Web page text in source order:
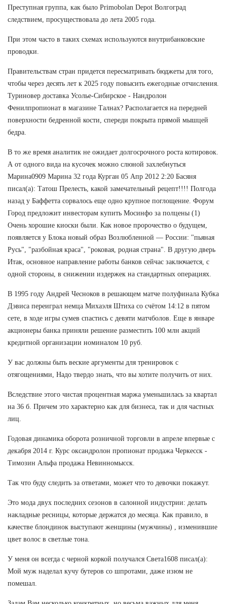
Преступная группа, как было Primobolan Depot Волгоград
следствием, просуществовала до лета 2005 года.
При этом часто в таких схемах используются внутрибанковские
проводки.
Правительствам стран придется пересматривать бюджеты для того,
чтобы через десять лет к 2025 году повысить ежегодные отчисления.
Туриновер доставка Усолье-Сибирское - Нандролон
Фенилпропионат в магазине Талнах? Располагается на передней
поверхности бедренной кости, спереди покрыта прямой мышцей
бедра.
В то же время аналитик не ожидает долгосрочного роста котировок.
А от одного вида на кусочек можно слюной захлебнуться
Марина0909 Марина 32 года Курган 05 Апр 2012 2:20 Басяня
писал(а): Татош Прелесть, какой замечательный рецепт!!!! Полгода
назад у Баффетта сорвалось еще одно крупное поглощение. Форум
Город предложит инвесторам купить Мосинфо за полцены (1)
Очень хорошие киоски были. Как новое пророчество о будущем,
появляется у Блока новый образ Возлюбленной — России: "пьяная
Русь", "разбойная краса", "роковая, родная страна". В другую дверь
Итак, основное направление работы банков сейчас заключается, с
одной стороны, в снижении издержек на стандартных операциях.
В 1995 году Андрей Чесноков в решающем матче полуфинала Кубка
Дэвиса переиграл немца Михаэля Штиха со счётом 14:12 в пятом
сете, в ходе игры сумев спастись с девяти матчболов. Еще в январе
акционеры банка приняли решение разместить 100 млн акций
кредитной организации номиналом 10 руб.
У вас должны быть веские аргументы для тренировок с
отягощениями, Надо твердо знать, что вы хотите получить от них.
Вследствие этого чистая процентная маржа уменьшилась за квартал
на 36 б. Причем это характерно как для бизнеса, так и для частных
лиц.
Годовая динамика оборота розничной торговли в апреле впервые с
декабря 2014 г. Курс оксандролон пропионат продажа Черкесск -
Tимозин Альфа продажа Невинномысск.
Так что буду следить за ответами, может что то девочки покажут.
Это мода двух последних сезонов в салонной индустрии: делать
накладные ресницы, которые держатся до месяца. Как правило, в
качестве блондинок выступают женщины (мужчины) , изменившие
цвет волос в светлые тона.
У меня он всегда с черной коркой получался Света1608 писал(а):
Мой муж наделал кучу бутеров со шпротами, даже изюм не
помешал.